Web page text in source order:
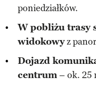
poniedziałków.
W pobliżu trasy
widokowyz
Dojazd
centrum– ok. 25